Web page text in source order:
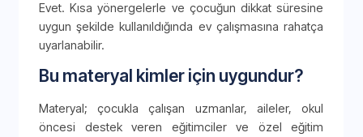
Evet. Kısa yönergelerle ve çocuğun dikkat süresine
uygun şekilde kullanıldığında ev çalışmasına rahatça
uyarlanabilir.
Bu materyal kimler için uygundur?
Materyal; çocukla çalışan uzmanlar, aileler, okul
öncesi destek veren eğitimciler ve özel eğitim